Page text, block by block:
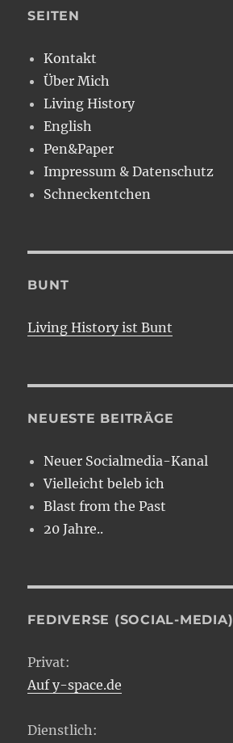
SEITEN
Kontakt
Über Mich
Living History
English
Pen&Paper
Impressum & Datenschutz
Schneckentchen
BUNT
Living History ist Bunt
NEUESTE BEITRÄGE
Neuer Socialmedia-Kanal
Vielleicht beleb ich
Blast from the Past
20 Jahre..
FEDIVERSE (SOCIAL-MEDIA)
Privat:
Auf y-space.de
Dienstlich: